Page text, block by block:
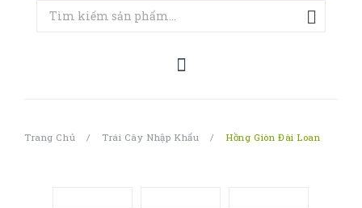
TRANG CHỦ
Trang Chủ / Trái Cây Nhập Khẩu / Hồng Giòn Đài Loan